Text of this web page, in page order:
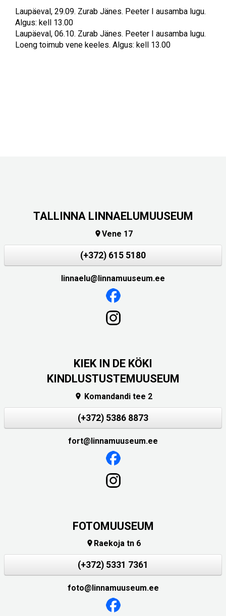
Laupäeval, 29.09. Zurab Jänes. Peeter I ausamba lugu.
Algus: kell 13.00
Laupäeval, 06.10. Zurab Jänes. Peeter I ausamba lugu.
Loeng toimub vene keeles. Algus: kell 13.00
TALLINNA LINNAELUMUUSEUM
Vene 17
(+372) 615 5180
linnaelu@linnamuuseum.ee
KIEK IN DE KÖKI
KINDLUSTUSTEMUUSEUM
 Komandandi tee 2
(+372) 5386 8873
fort@linnamuuseum.ee
FOTOMUUSEUM
 Raekoja tn 6
(+372) 5331 7361
foto@linnamuuseum.ee